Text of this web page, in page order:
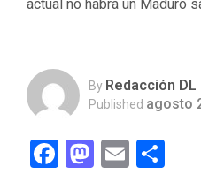
By Redacción DL
Published agosto
Facebook
Mastodon
Email